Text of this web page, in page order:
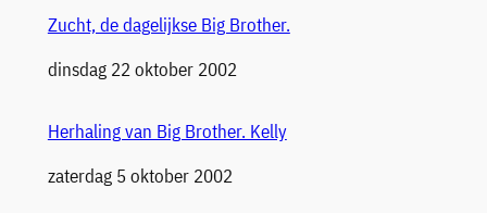
Zucht, de dagelijkse Big Brother.
Datum
dinsdag 22 oktober 2002
Herhaling van Big Brother. Kelly
Datum
zaterdag 5 oktober 2002